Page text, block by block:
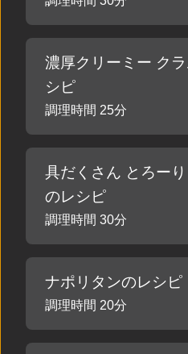
濃厚クリーミー ク
シピ
調理時間 25分
具だくさん とろー
のレシピ
調理時間 30分
ナポリタンのレシピ
調理時間 20分